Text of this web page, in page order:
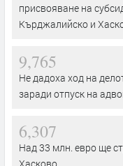
присвояване на
Кърджалийско и
9,765
Не дадоха ход на
заради отпуск на
6,307
Над 33 млн. евро ще
Хасково